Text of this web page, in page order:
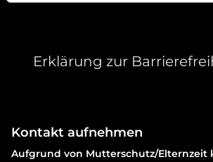
Erklärung zur
Kontakt aufnehmen
Aufgrund von Mutterschutz/Elternzeit